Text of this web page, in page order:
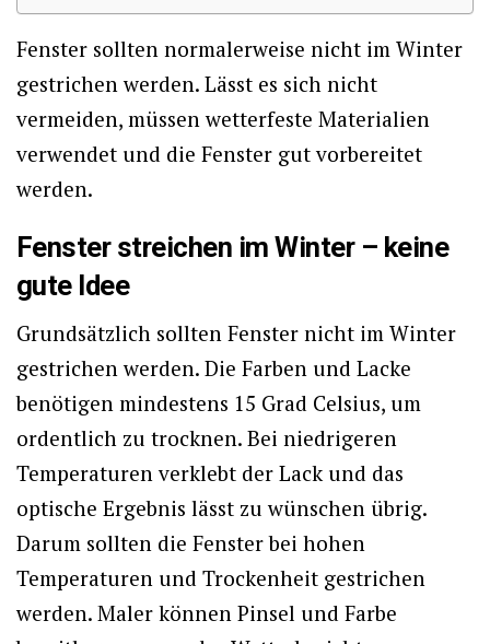
Fenster sollten normalerweise nicht im Winter
gestrichen werden. Lässt es sich nicht
vermeiden, müssen wetterfeste Materialien
verwendet und die Fenster gut vorbereitet
werden.
Fenster streichen im Winter – keine
gute Idee
Grundsätzlich sollten Fenster nicht im Winter
gestrichen werden. Die Farben und Lacke
benötigen mindestens 15 Grad Celsius, um
ordentlich zu trocknen. Bei niedrigeren
Temperaturen verklebt der Lack und das
optische Ergebnis lässt zu wünschen übrig.
Darum sollten die Fenster bei hohen
Temperaturen und Trockenheit gestrichen
werden. Maler können Pinsel und Farbe